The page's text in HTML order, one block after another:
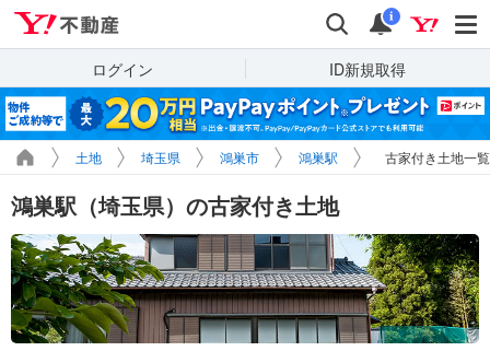
検索 通知
i
ログイン ID新規取得
土地 埼玉県 鴻巣市 鴻巣駅 古家付き土地一覧
鴻巣駅（埼玉県）の古家付き土地